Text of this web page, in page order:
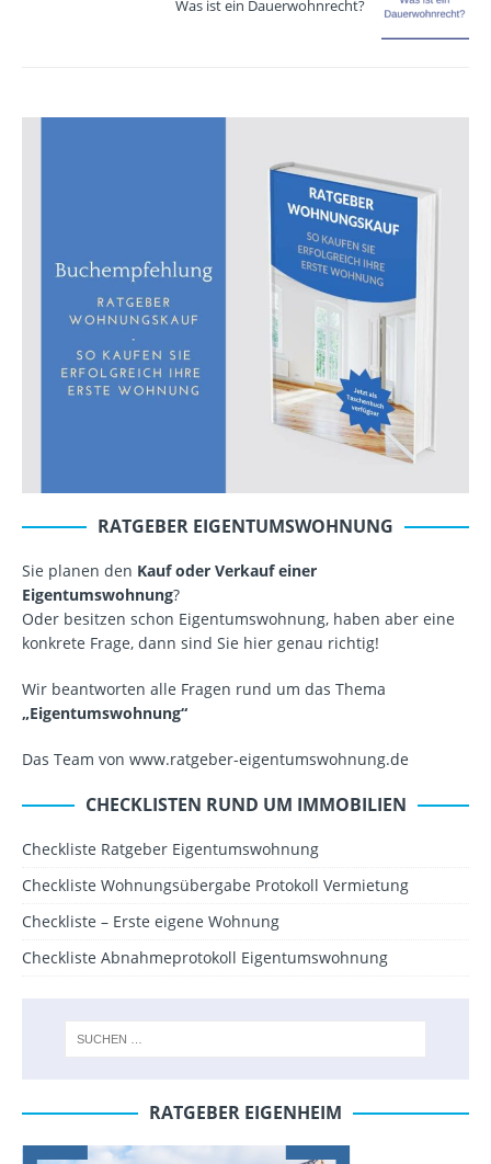
Was ist ein Dauerwohnrecht?
RATGEBER EIGENTUMSWOHNUNG
Sie planen den Kauf oder Verkauf einer
Eigentumswohnung?
Oder besitzen schon Eigentumswohnung, haben aber eine
konkrete Frage, dann sind Sie hier genau richtig!
Wir beantworten alle Fragen rund um das Thema
„Eigentumswohnung“
Das Team von www.ratgeber-eigentumswohnung.de
CHECKLISTEN RUND UM IMMOBILIEN
Checkliste Ratgeber Eigentumswohnung
Checkliste Wohnungsübergabe Protokoll Vermietung
Checkliste – Erste eigene Wohnung
Checkliste Abnahmeprotokoll Eigentumswohnung
RATGEBER EIGENHEIM